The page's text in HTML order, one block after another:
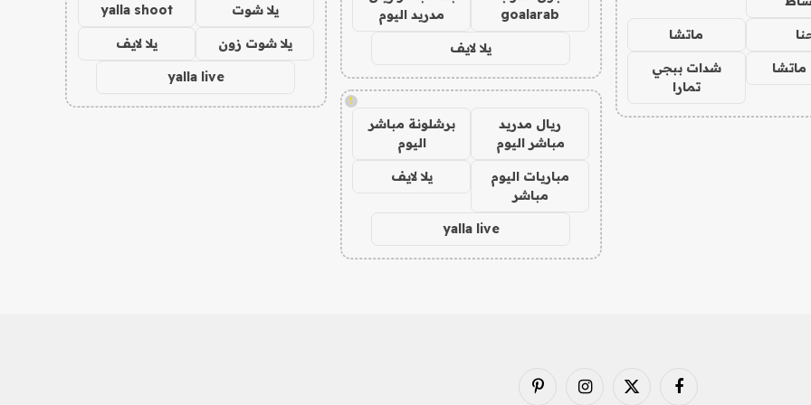
ماتشا
شدات ببجي
تمارا
goalarab
مدريد اليوم
يلا لايف
!
ريال مدريد
مباشر اليوم
برشلونة مباشر
اليوم
مباريات اليوم
مباشر
يلا لايف
yalla live
يلا شوت yalla shoot
يلا شوت زون يلا لايف
yalla live
فيسبوك X
الانستغرامبينتيريست